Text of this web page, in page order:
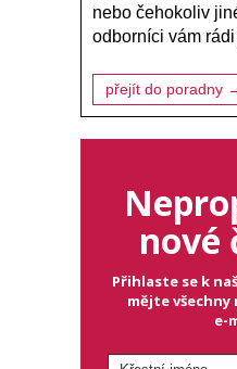
nebo čehokoliv
odborníci vám
přejít do poradny
nové
Přihlaste se k
mějte všechny
e-